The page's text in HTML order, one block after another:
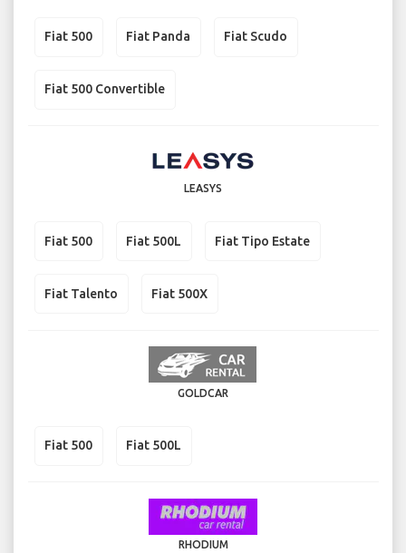
Fiat 500 Fiat Panda Fiat Scudo
Fiat 500 Convertible
LEASYS
Fiat 500 Fiat 500L Fiat Tipo Estate
Fiat Talento Fiat 500X
GOLDCAR
Fiat 500 Fiat 500L
RHODIUM